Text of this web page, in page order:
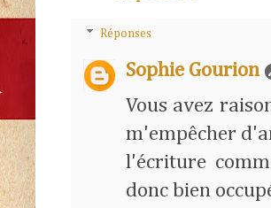
Réponses
Sophie Gourion
Vous avez
m'empêcher
l'écriture
donc bien